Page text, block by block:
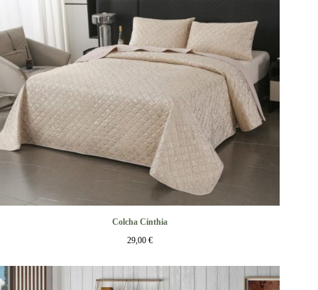
Colcha Cinthia
29,00€